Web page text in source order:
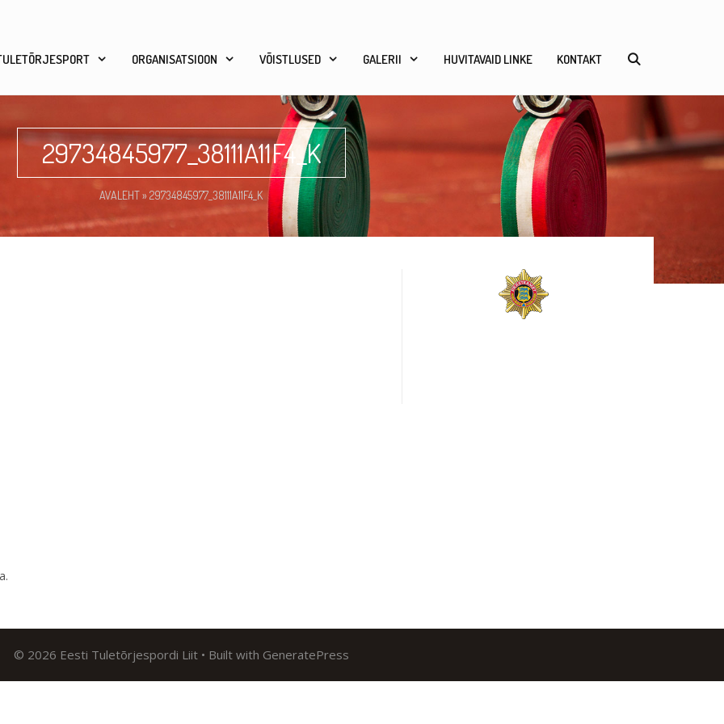
ORGANISATSIOON VÕISTLUSED GALERII HUVITAVAID LINKE KONTAKT
29734845977_38111A11F4_K
AVALEHT» 29734845977_38111A11F4_K
.
© 2026 Eesti Tuletõrjespordi Liit• Built with GeneratePress